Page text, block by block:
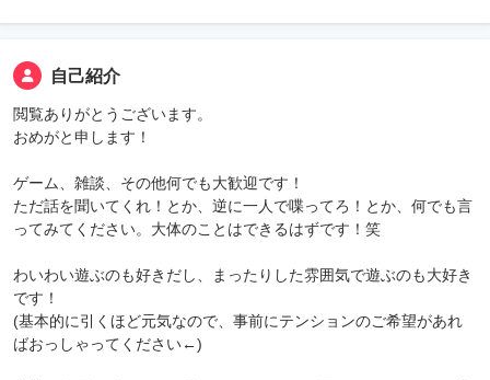
自己紹介
閲覧ありがとうございます。
おめがと申します！
ゲーム、雑談、その他何でも大歓迎です！
ただ話を聞いてくれ！とか、逆に一人で喋ってろ！とか、何でも言
ってみてください。大体のことはできるはずです！笑
わいわい遊ぶのも好きだし、まったりした雰囲気で遊ぶのも大好き
です！
(基本的に引くほど元気なので、事前にテンションのご希望があれ
ばおっしゃってください←)